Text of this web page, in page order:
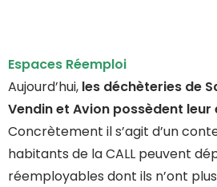
Espaces Réemploi
Aujourd’hui, les déchèteries de
Vendin et Avion possèdent leur
Concrètement il s’agit d’un
habitants de la CALL peuvent
réemployables dont ils n’ont